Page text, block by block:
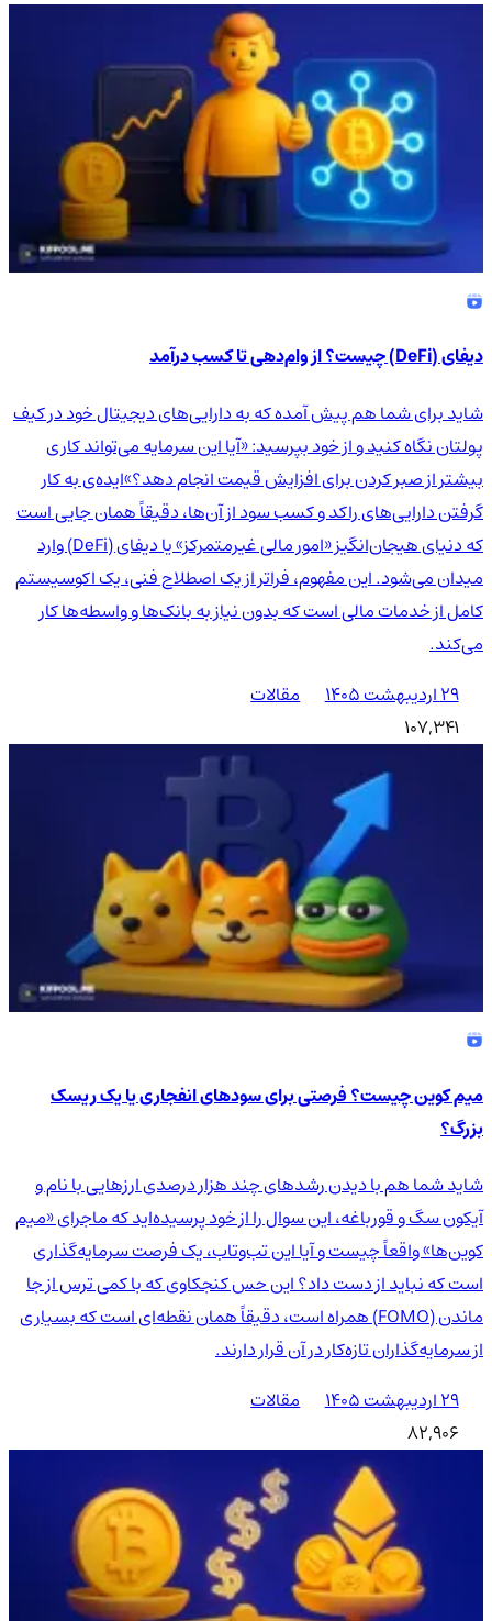
دیفای (DeFi) چیست؟ از وام‌دهی تا کسب درآمد
شاید برای شما هم پیش آمده که به دارایی‌های دیجیتال خود در کیف
پولتان نگاه کنید و از خود بپرسید: «آیا این سرمایه می‌تواند کاری
بیشتر از صبر کردن برای افزایش قیمت انجام دهد؟»ایده‌ی به کار
گرفتن دارایی‌های راکد و کسب سود از آن‌ها، دقیقاً همان جایی است
که دنیای هیجان‌انگیز «امور مالی غیرمتمرکز» یا دیفای (DeFi) وارد
میدان می‌شود. این مفهوم، فراتر از یک اصطلاح فنی، یک اکوسیستم
کامل از خدمات مالی است که بدون نیاز به بانک‌ها و واسطه‌ها کار
می‌کند.
۲۹ اردیبهشت ۱۴۰۵
مقالات
107,341
میم کوین چیست؟ فرصتی برای سودهای انفجاری یا یک ریسک
بزرگ؟
شاید شما هم با دیدن رشدهای چند هزار درصدی ارزهایی با نام و
آیکون سگ و قورباغه، این سوال را از خود پرسیده‌اید که ماجرای «میم
کوین‌ها» واقعاً چیست و آیا این تب‌وتاب، یک فرصت سرمایه‌گذاری
است که نباید از دست داد؟ این حس کنجکاوی که با کمی ترس از جا
ماندن (FOMO) همراه است، دقیقاً همان نقطه‌ای است که بسیاری
از سرمایه‌گذاران تازه‌کار در آن قرار دارند.
۲۹ اردیبهشت ۱۴۰۵
مقالات
82,906